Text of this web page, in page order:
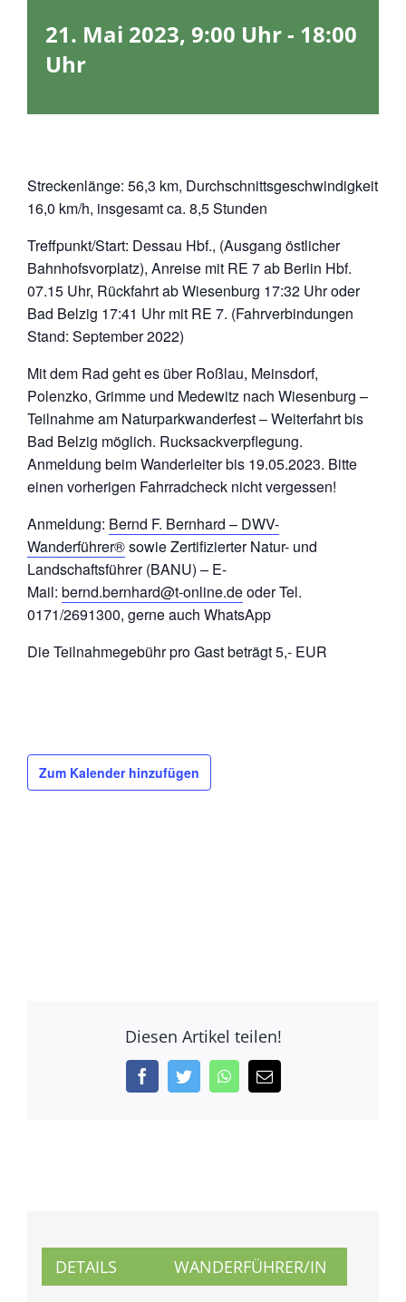
21. Mai 2023, 9:00 Uhr- 18:00
Uhr
Streckenlänge: 56,3 km, Durchschnittsgeschwindigkeit
16,0 km/h, insgesamt ca. 8,5 Stunden
Treffpunkt/Start: Dessau Hbf., (Ausgang östlicher
Bahnhofsvorplatz), Anreise mit RE 7 ab Berlin Hbf.
07.15 Uhr, Rückfahrt ab Wiesenburg 17:32 Uhr oder
Bad Belzig 17:41 Uhr mit RE 7. (Fahrverbindungen
Stand: September 2022)
Mit dem Rad geht es über Roßlau, Meinsdorf,
Polenzko, Grimme und Medewitz nach Wiesenburg –
Teilnahme am Naturparkwanderfest – Weiterfahrt bis
Bad Belzig möglich. Rucksackverpflegung.
Anmeldung beim Wanderleiter bis 19.05.2023. Bitte
einen vorherigen Fahrradcheck nicht vergessen!
Anmeldung: Bernd F. Bernhard – DWV-
Wanderführer®sowie Zertifizierter Natur- und
Landschaftsführer (BANU) – E-
Mail: bernd.bernhard@t-online.deoder Tel.
0171/2691300, gerne auch WhatsApp
Die Teilnahmegebühr pro Gast beträgt 5,- EUR
Zum Kalender hinzufügen
Diesen Artikel teilen!
FacebookTwitterWhatsApp
E-
Mail
DETAILS WANDERFÜHRER/IN